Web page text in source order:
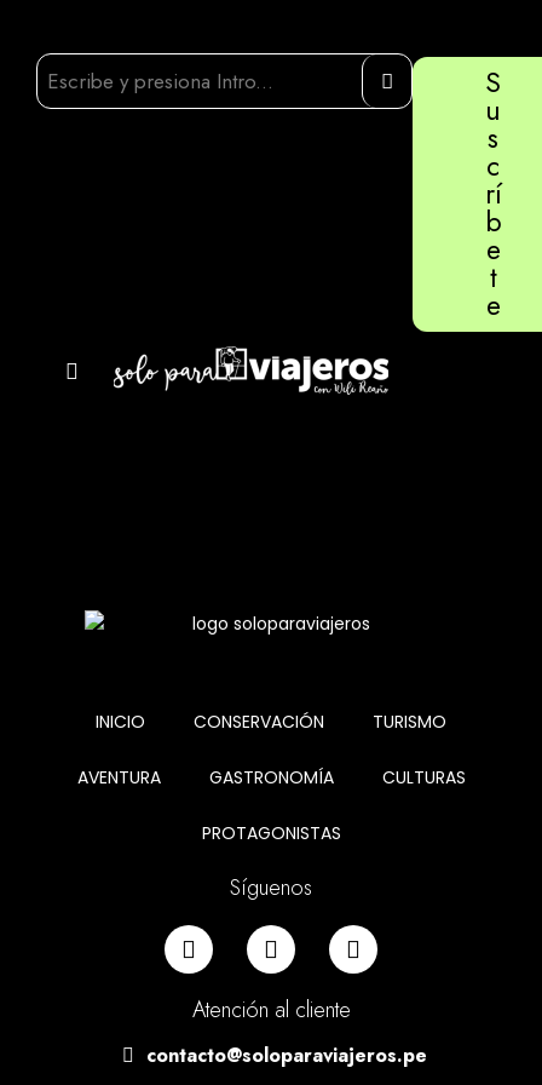
S
u
s
c
rí
b
e
t
e
INICIO CONSERVACIÓN TURISMO
AVENTURA GASTRONOMÍA CULTURAS
PROTAGONISTAS
Síguenos
Atención al cliente
contacto@soloparaviajeros.pe